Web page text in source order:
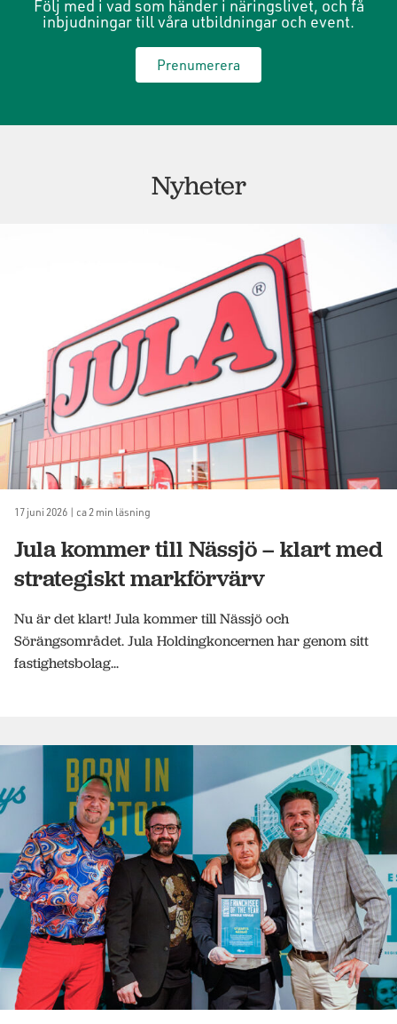
Följ med i vad som händer i näringslivet, och få
inbjudningar till våra utbildningar och event.
Prenumerera
Nyheter
17 juni 2026 | ca 2 min läsning
Jula kommer till Nässjö – klart med
strategiskt markförvärv
Nu är det klart! Jula kommer till Nässjö och
Sörängsområdet. Jula Holdingkoncernen har genom sitt
fastighetsbolag...